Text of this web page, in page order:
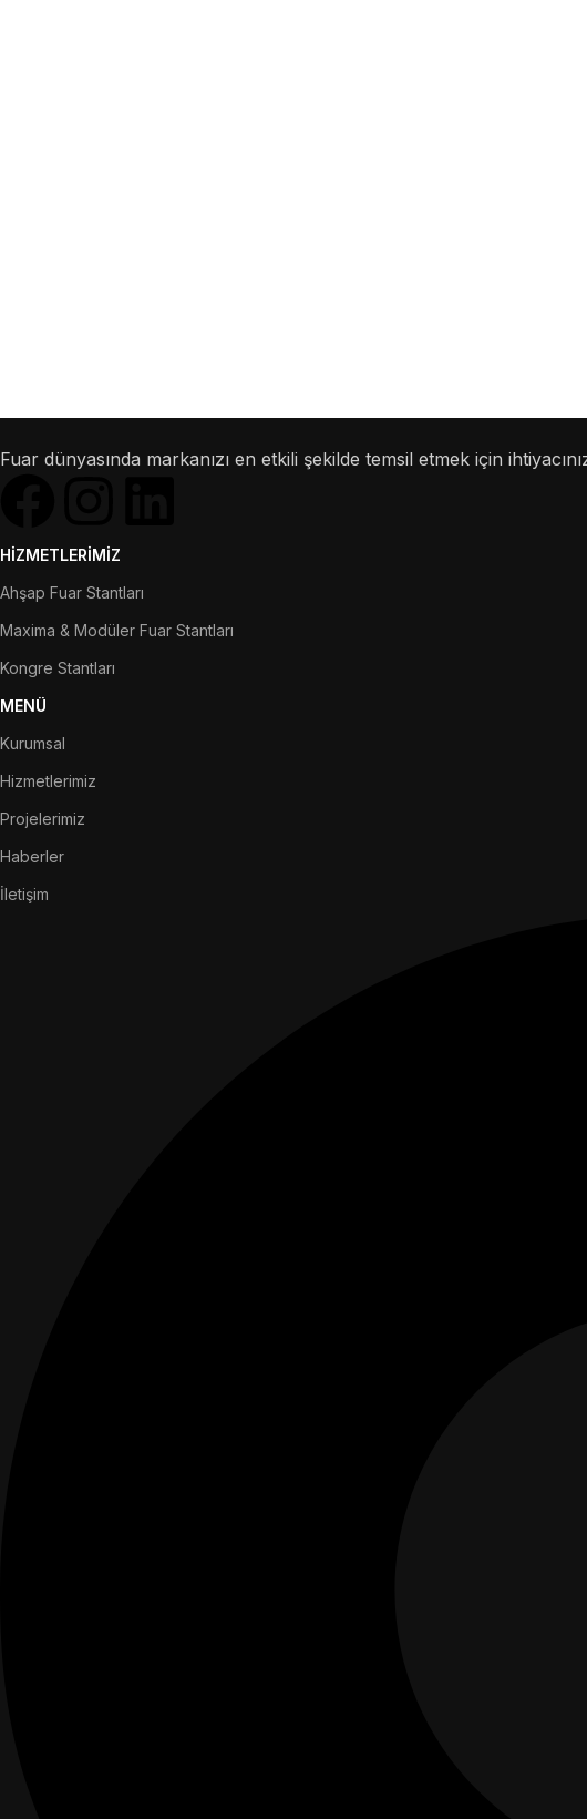
Fuar dünyasında markanızı en etkili şekilde temsil etmek için
HIZMETLERIMIZ
Ahşap Fuar Stantları
Maxima & Modüler Fuar Stantları
Kongre Stantları
MENÜ
Kurumsal
Hizmetlerimiz
Projelerimiz
Haberler
İletişim